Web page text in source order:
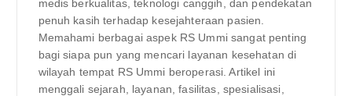
medis berkualitas, teknologi canggih, dan pendekatan
penuh kasih terhadap kesejahteraan pasien.
Memahami berbagai aspek RS Ummi sangat penting
bagi siapa pun yang mencari layanan kesehatan di
wilayah tempat RS Ummi beroperasi. Artikel ini
menggali sejarah, layanan, fasilitas, spesialisasi,